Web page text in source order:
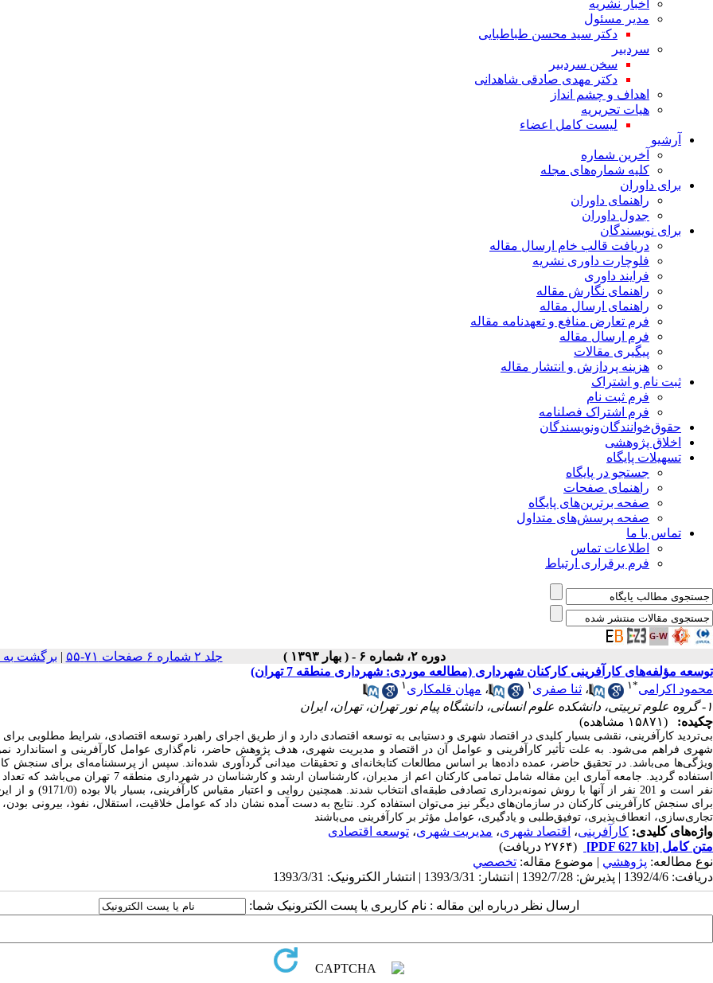
اخبار نشریه
مدیر مسئول
دکتر سید محسن طباطبایی
سردبیر
سخن سردبیر
دکتر مهدی صادقی شاهدانی
اهداف و چشم انداز
هیات تحریریه
لیست کامل اعضاء
آرشیو
آخرین شماره
کلیه شماره‌های مجله
برای داوران
راهنمای داوران
جدول داوران
برای نویسندگان
دریافت قالب خام ارسال مقاله
فلوچارت داوری نشریه
فرایند داوری
راهنمای نگارش مقاله
راهنمای ارسال مقاله
فرم تعارض منافع و تعهدنامه مقاله
فرم ارسال مقاله
پیگیری مقالات
هزینه پردازش و انتشار مقاله
ثبت نام و اشتراک
فرم ثبت نام
فرم اشتراک فصلنامه
حقوق‌خوانندگان‌و‌نویسندگان
اخلاق پژوهشی
تسهیلات پایگاه
جستجو در پایگاه
راهنمای صفحات
صفحه برترین‌های پایگاه
صفحه پرسش‌های متداول
تماس با ما
اطلاعات تماس
فرم برقراری ارتباط
دوره ۲، شماره ۶ - ( بهار ۱۳۹۳ ) جلد ۲ شماره ۶ صفحات ۷۱-۵۵ | برگشت
توسعه مؤلفه‌های کارآفرینی کارکنان شهرداری (مطالعه موردی: شهرداری منطقه 7 تهران)
محمود اکرامی*۱ ، ثنا صفری ۱ ، مهان قلمکاری ۱
۱- گروه علوم تربیتی، دانشکده علوم انسانی، دانشگاه پیام نور تهران، تهران، ایران
چکیده:
(۱۵۸۷۱ مشاهده)
بی‌تردید کارآفرینی، نقشی بسیار کلیدی در اقتصاد شهری و دستیابی به توسعه اقتصادی دارد و از طریق اجرای راهبرد توسعه اقتصادی، شرایط مطلوبی برای
شهری فراهم می‌شود. به علت تأثیر کارآفرینی و عوامل آن در اقتصاد و مدیریت شهری، هدف پژوهش حاضر، نام‌گذاری عوامل کارآفرینی و استاندارد
ویژگی‌ها می‌باشد. در تحقیق حاضر، عمده داده‌ها بر اساس مطالعات کتابخانه‌ای و تحقیقات میدانی گردآوری شده‌اند. سپس از پرسشنامه‌ای برای سنجش
نفر است و 201 نفر از آنها با روش نمونه‌برداری تصادفی طبقه‌ای انتخاب شدند.
برای سنجش کارآفرینی کارکنان در سازمان‌های دیگر نیز می‌توان استفاده کرد. نتایج به دست آمده نشان داد که عوامل خلاقیت، استقلال، نفوذ، بیرونی بودن،
تجاری‌سازی، انعطاف‌پذیری، توفیق‌طلبی و یادگیری، عوامل مؤثر بر کارآفرینی می‌باشند
واژه‌های کلیدی: کارآفرینی، اقتصاد شهری، مدیریت شهری، توسعه اقتصادی
متن کامل [PDF 627 kb]
(۲۷۶۴ دریافت)
نوع مطالعه: پژوهشي | موضوع مقاله: تخصصي
دریافت: 1392/4/6 | پذیرش: 1392/7/28 | انتشار: 1393/3/31 | انتشار الکترونیک: 1393/3/31
ارسال نظر درباره این مقاله : نام کاربری یا پست الکترونیک شما: